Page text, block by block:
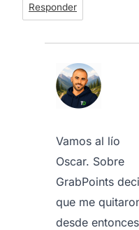
Responder
Vamos al lío
Oscar. Sobre
GrabPoints
que me
desde